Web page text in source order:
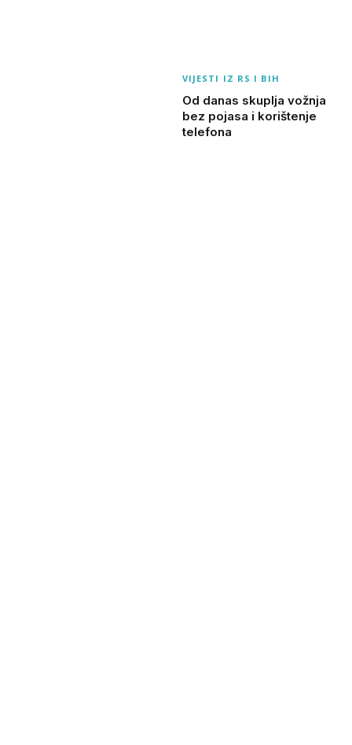
VIJESTI IZ RS I BIH
Od danas skuplja vožnja
bez pojasa i korištenje
telefona